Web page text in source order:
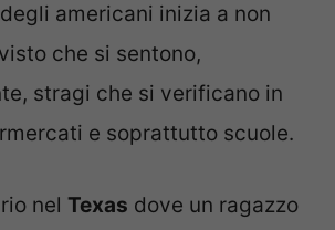
americani inizia a non
che si sentono,
stragi che si verificano in
e soprattutto scuole.
nel Texas dove un ragazzo